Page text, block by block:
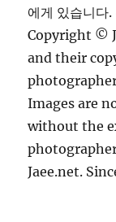
에게 있습니다
Copyright ©
and their
Images are
without the
Jaee.net.